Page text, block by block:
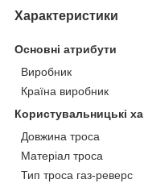
Характеристики
Основні атрибути
Виробник
Країна виробник
Користувальницькі
Довжина троса
Матеріал троса
Тип троса газ-реверс